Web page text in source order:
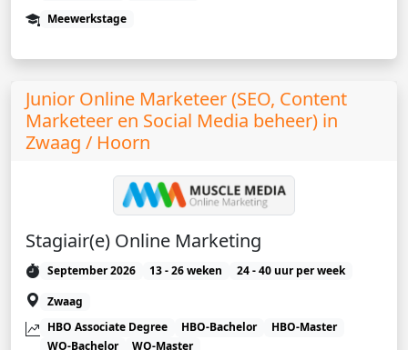
Meewerkstage
Junior Online Marketeer (SEO, Content
Marketeer en Social Media beheer) in
Zwaag / Hoorn
Stagiair(e) Online Marketing
September 2026 13 - 26 weken
24 - 40 uur per week
Zwaag
HBO Associate Degree
HBO-Bachelor
HBO-Master
WO-Bachelor
WO-Master